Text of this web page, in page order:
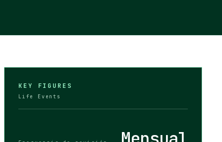
KEY FIGURES
Life Events